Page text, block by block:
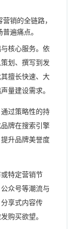
销的全链路，
遍痛点。
核心服务。依
划、撰写到发
擅长快速、大
量建设需求。
过策略性的持
牌在搜索引擎
升品牌美誉度
特定营销节
众号等潮流与
享式内容传
购买欲望。